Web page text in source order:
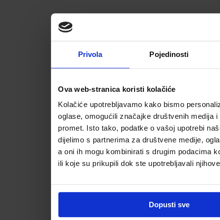
Privola Pojedinosti
Ova web-stranica koristi kolačiće
Kolačiće upotrebljavamo kako bismo
oglase, omogućili značajke društvenih medija i
promet. Isto tako, podatke o vašoj upotrebi
dijelimo s partnerima za društvene medije,
a oni ih mogu kombinirati s drugim podacima
ili koje su prikupili dok ste upotrebljavali
Dopusti sve